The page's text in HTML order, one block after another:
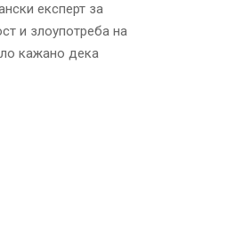
експерт за
и злоупотреба на
кажано дека